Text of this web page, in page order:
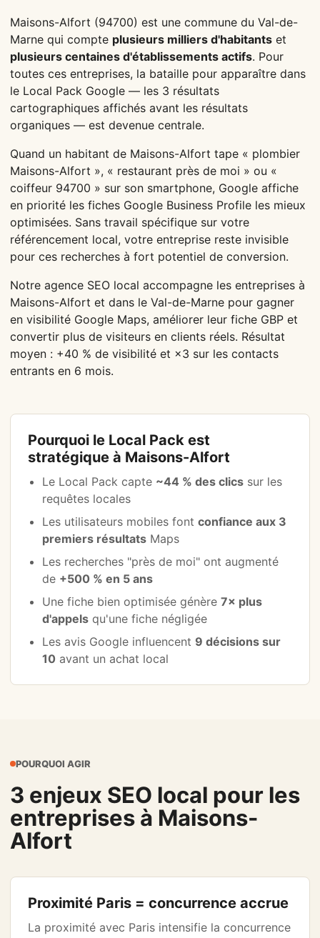
Maisons-Alfort (94700) est une commune du Val-de-
Marne qui compte plusieurs milliers d'habitants et
plusieurs centaines d'établissements actifs. Pour
toutes ces entreprises, la bataille pour apparaître dans
le Local Pack Google — les 3 résultats
cartographiques affichés avant les résultats
organiques — est devenue centrale.
Quand un habitant de Maisons-Alfort tape « plombier
Maisons-Alfort », « restaurant près de moi » ou «
coiffeur 94700 » sur son smartphone, Google affiche
en priorité les fiches Google Business Profile les mieux
optimisées. Sans travail spécifique sur votre
référencement local, votre entreprise reste invisible
pour ces recherches à fort potentiel de conversion.
Notre agence SEO local accompagne les entreprises à
Maisons-Alfort et dans le Val-de-Marne pour gagner
en visibilité Google Maps, améliorer leur fiche GBP et
convertir plus de visiteurs en clients réels. Résultat
moyen : +40 % de visibilité et ×3 sur les contacts
entrants en 6 mois.
Pourquoi le Local Pack est
stratégique à Maisons-Alfort
Le Local Pack capte ~44 % des clics sur les
requêtes locales
Les utilisateurs mobiles font confiance aux 3
premiers résultats Maps
Les recherches "près de moi" ont augmenté
de +500 % en 5 ans
Une fiche bien optimisée génère 7× plus
d'appels qu'une fiche négligée
Les avis Google influencent 9 décisions sur
10 avant un achat local
POURQUOI AGIR
3 enjeux SEO local pour les
entreprises à Maisons-
Alfort
Proximité Paris = concurrence accrue
La proximité avec Paris intensifie la concurrence